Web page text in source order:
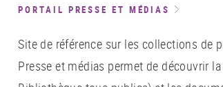
PORTAIL PRESSE ET MÉDIAS
Site de référence sur les collections de
Presse et médias permet de découvrir